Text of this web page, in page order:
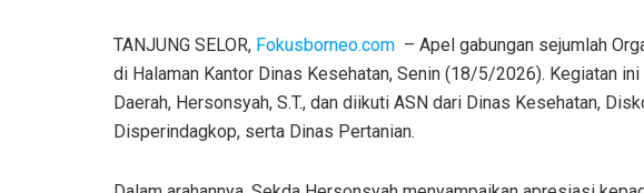
TANJUNG SELOR, Fokusborneo.com – Apel gabungan sejumlah
di Halaman Kantor Dinas Kesehatan, Senin (18/5/2026). Kegiatan
Daerah, Hersonsyah, S.T., dan diikuti ASN dari Dinas Kesehatan,
Disperindagkop, serta Dinas Pertanian.